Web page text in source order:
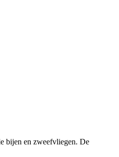
bijen en zweefvliegen. De